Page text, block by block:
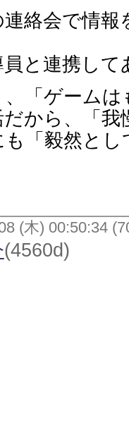
絡会で情
と連携して
、「ゲーム
から、「
「毅然と
(木) 00:50:34
(4560d)